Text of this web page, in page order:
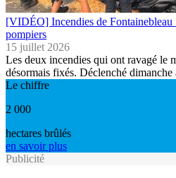
[VIDÉO] Incendies de Fontainebleau
pompiers
15 juillet 2026
Les deux incendies qui ont ravagé le
désormais fixés. Déclenché
Le chiffre
2 000
hectares brûlés
en savoir plus
Publicité